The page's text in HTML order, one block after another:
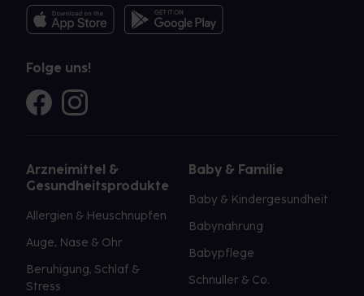
Folge uns!
Arzneimittel &
Gesundheitsprodukte
Allergien & Heuschnupfen
Auge, Nase & Ohr
Beruhigung, Schlaf &
Stress
Baby & Familie
Baby & Kindergesundheit
Babynahrung
Babypflege
Schnuller & Co.